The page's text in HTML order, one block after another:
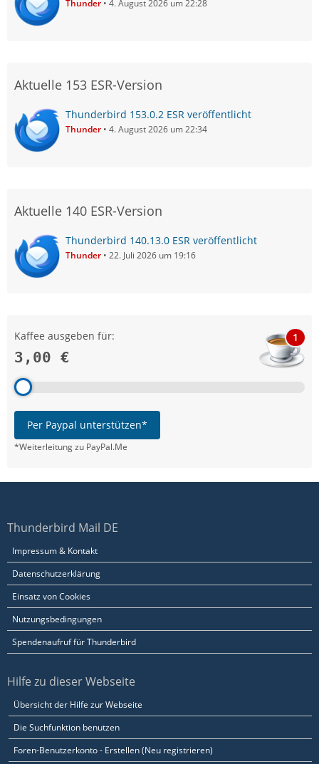
Thunder 4. August 2026 um 22:28
Aktuelle 153 ESR-Version
Thunderbird 153.0.2 ESR veröffentlicht
Thunder 4. August 2026 um 22:34
Aktuelle 140 ESR-Version
Thunderbird 140.13.0 ESR veröffentlicht
Thunder 22. Juli 2026 um 19:16
Kaffee ausgeben für:
3,00 €
1
Per Paypal unterstützen*
*Weiterleitung zu PayPal.Me
Thunderbird Mail DE
Impressum & Kontakt
Datenschutzerklärung
Einsatz von Cookies
Nutzungsbedingungen
Spendenaufruf für Thunderbird
Hilfe zu dieser Webseite
Übersicht der Hilfe zur Webseite
Die Suchfunktion benutzen
Foren-Benutzerkonto - Erstellen (Neu registrieren)